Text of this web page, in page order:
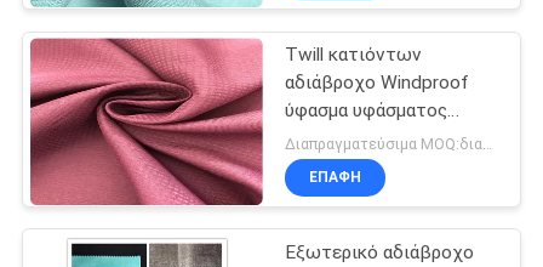
Twill κατιόντων
αδιάβροχο Windproof
ύφασμα υφάσματος
Ripstop εξωτερικό για
το σακάκι
ΕΠΑΦΉ
Εξωτερικό αδιάβροχο